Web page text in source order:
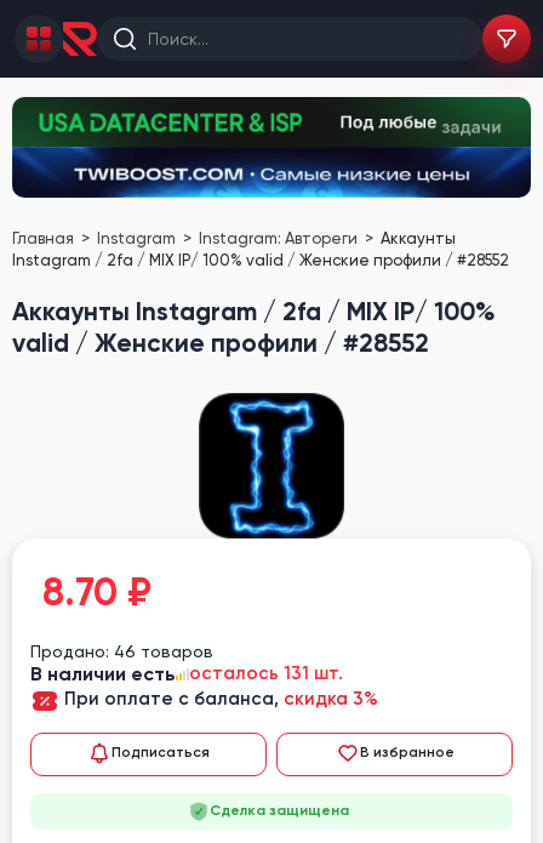
Главная Instagram Instagram: Автореги
Аккаунты
Instagram / 2fa / MIX IP/ 100% valid / Женские профили / #28552
Аккаунты Instagram / 2fa / MIX IP/ 100%
valid / Женские профили / #28552
8.70 ₽
Продано: 46 товаров
В наличии есть
осталось 131 шт.
При оплате с баланса, скидка 3%
Подписаться В избранное
Сделка защищена